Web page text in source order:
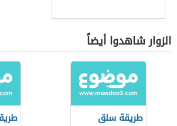
الزوار شاهدوا أيضاً
طريقة سلق